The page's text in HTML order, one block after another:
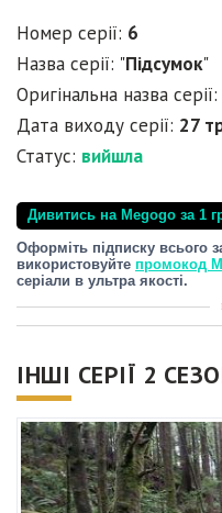
Номер серії: 6
Назва серії: "Підсумок"
Оригінальна назва
Дата виходу серії: 27
Статус: вийшла
Дивитись на Megogo за 1
Оформіть підписку всього
використовуйте промокод
серіали в ультра якості.
ІНШІ СЕРІЇ 2